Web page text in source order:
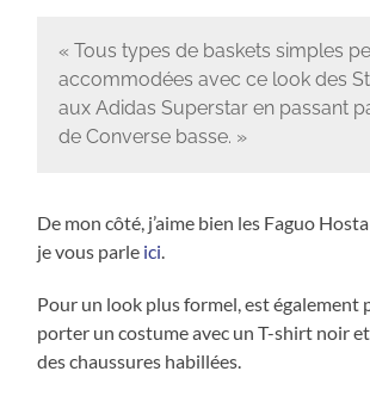
« Tous types de baskets simples
accommodées avec ce look des
aux Adidas Superstar en passant
de Converse basse. »
De mon côté, j’aime bien les Faguo
je vous parle ici
Pour un look plus formel, est également
porter un costume avec un T-shirt noir
des chaussures habillées.